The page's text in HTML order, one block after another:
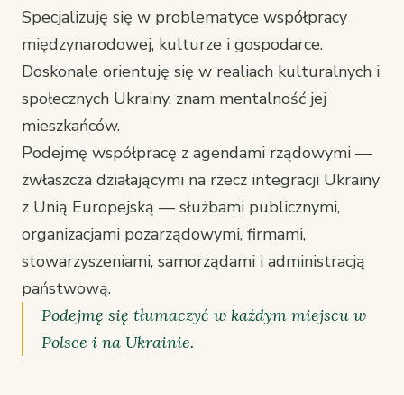
Specjalizuję się w problematyce współpracy
międzynarodowej, kulturze i gospodarce.
Doskonale orientuję się w realiach kulturalnych i
społecznych Ukrainy, znam mentalność jej
mieszkańców.
Podejmę współpracę z agendami rządowymi —
zwłaszcza działającymi na rzecz integracji Ukrainy
z Unią Europejską — służbami publicznymi,
organizacjami pozarządowymi, firmami,
stowarzyszeniami, samorządami i administracją
państwową.
Podejmę się tłumaczyć w każdym miejscu w
Polsce i na Ukrainie.